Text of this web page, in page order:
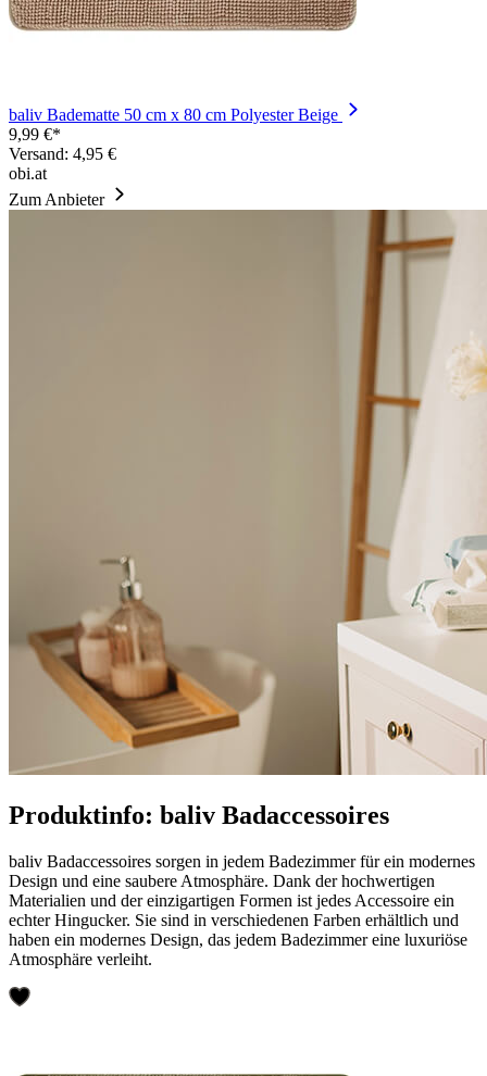
baliv Badematte 50 cm x 80 cm Polyester Beige
9,99 €*
Versand: 4,95 €
obi.at
Zum Anbieter
Produktinfo: baliv Badaccessoires
baliv Badaccessoires sorgen in jedem Badezimmer für ein modernes
Design und eine saubere Atmosphäre. Dank der hochwertigen
Materialien und der einzigartigen Formen ist jedes Accessoire ein
echter Hingucker. Sie sind in verschiedenen Farben erhältlich und
haben ein modernes Design, das jedem Badezimmer eine luxuriöse
Atmosphäre verleiht.